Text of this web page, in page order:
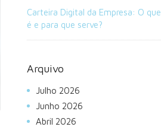
Carteira Digital da Empresa: O que
é e para que serve?
Arquivo
Julho 2026
Junho 2026
Abril 2026